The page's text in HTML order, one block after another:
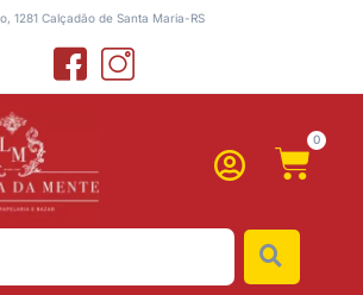
1281 Calçadão de Santa Maria-RS
0